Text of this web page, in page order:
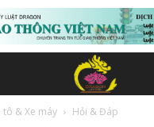
tô & Xe máy Hỏi & Đáp